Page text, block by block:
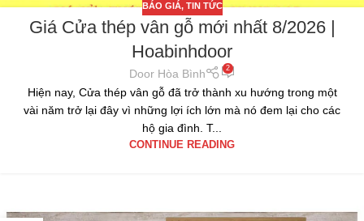
BÁO GIÁ, TIN TỨC
Giá Cửa thép vân gỗ mới nhất 8/2026 |
Hoabinhdoor
Door Hòa Bình 2
Hiện nay, Cửa thép vân gỗ đã trở thành xu hướng trong một
vài năm trở lại đây vì những lợi ích lớn mà nó đem lại cho các
hộ gia đình. T...
CONTINUE READING